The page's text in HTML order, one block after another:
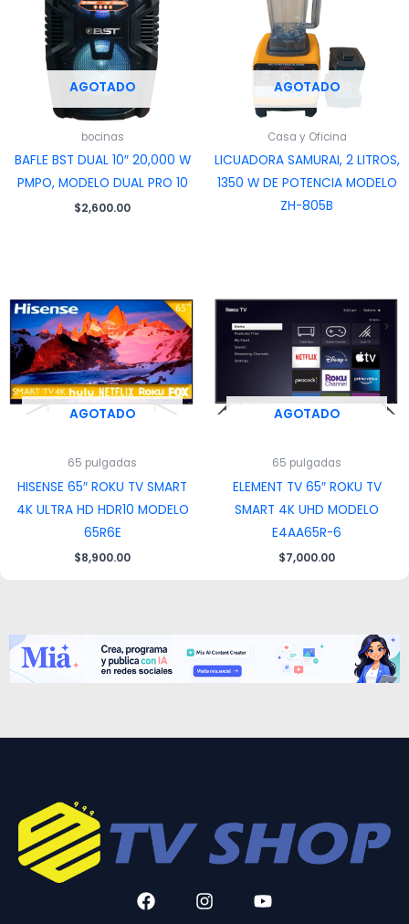
AGOTADO
bocinas
BAFLE BST DUAL 10″ 20,000 W
PMPO, MODELO DUAL PRO 10
$2,600.00
AGOTADO
Casa y Oficina
LICUADORA SAMURAI, 2 LITROS,
1350 W DE POTENCIA MODELO
ZH-805B
AGOTADO
65 pulgadas
HISENSE 65″ ROKU TV SMART
4K ULTRA HD HDR10 MODELO
65R6E
$8,900.00
AGOTADO
65 pulgadas
ELEMENT TV 65″ ROKU TV
SMART 4K UHD MODELO
E4AA65R-6
$7,000.00
F
a
I
n
Y
o